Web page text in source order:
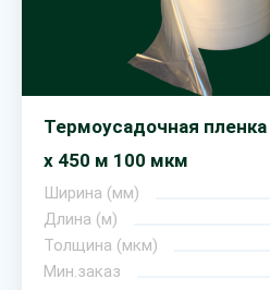
Термоусадочная
х 450 м 100 мкм
Ширина (мм)
Длина (м)
Толщина (мкм)
Мин.заказ